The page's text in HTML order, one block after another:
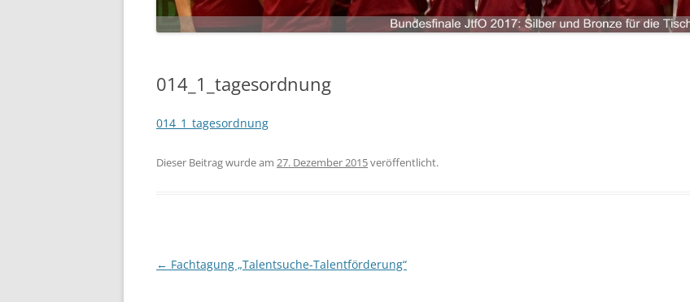
LANDKREIS FULDA
LANDKREIS LIMBURG-WEILBURG
LANDESHAUPTSTADT WIESBADEN
ODENWALDKREIS
ANMELDEN
014_1_tagesordnung
014_1_tagesordnung
Dieser Beitrag wurde am 27. Dezember 2015veröffentlicht.
Beitragsnavigation
← Fachtagung „Talentsuche-Talentförderung“